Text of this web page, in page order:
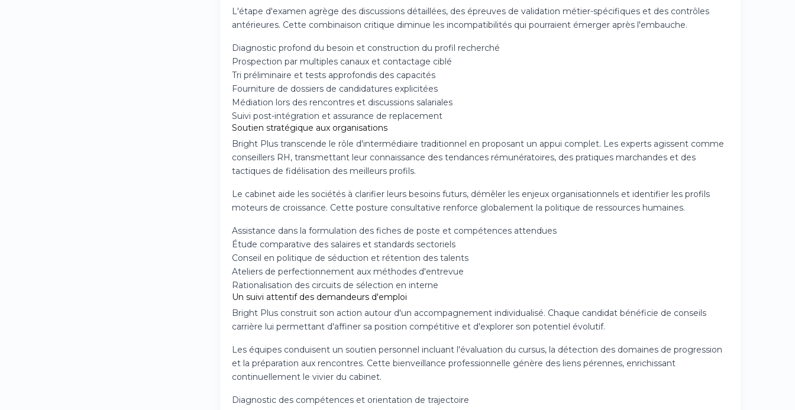
L'étape d'examen agrège des discussions détaillées, des épreuves de validation métier-spécifiques et des contrôles
antérieures. Cette combinaison critique diminue les incompatibilités qui pourraient émerger après l'embauche.
Diagnostic profond du besoin et construction du profil recherché
Prospection par multiples canaux et contactage ciblé
Tri préliminaire et tests approfondis des capacités
Fourniture de dossiers de candidatures explicitées
Médiation lors des rencontres et discussions salariales
Suivi post-intégration et assurance de replacement
Soutien stratégique aux organisations
Bright Plus transcende le rôle d'intermédiaire traditionnel en proposant un appui complet. Les experts agissent comme
conseillers RH, transmettant leur connaissance des tendances rémunératoires, des pratiques marchandes et des
tactiques de fidélisation des meilleurs profils.
Le cabinet aide les sociétés à clarifier leurs besoins futurs, démêler les enjeux organisationnels et identifier les profils
moteurs de croissance. Cette posture consultative renforce globalement la politique de ressources humaines.
Assistance dans la formulation des fiches de poste et compétences attendues
Étude comparative des salaires et standards sectoriels
Conseil en politique de séduction et rétention des talents
Ateliers de perfectionnement aux méthodes d'entrevue
Rationalisation des circuits de sélection en interne
Un suivi attentif des demandeurs d'emploi
Bright Plus construit son action autour d'un accompagnement individualisé. Chaque candidat bénéficie de conseils
carrière lui permettant d'affiner sa position compétitive et d'explorer son potentiel évolutif.
Les équipes conduisent un soutien personnel incluant l'évaluation du cursus, la détection des domaines de progression
et la préparation aux rencontres. Cette bienveillance professionnelle génère des liens pérennes, enrichissant
continuellement le vivier du cabinet.
Diagnostic des compétences et orientation de trajectoire